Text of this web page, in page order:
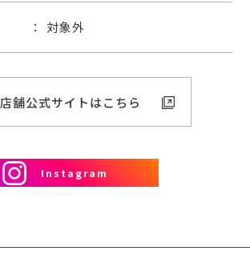
対象外
店舗公式サイトはこちら
Instagram